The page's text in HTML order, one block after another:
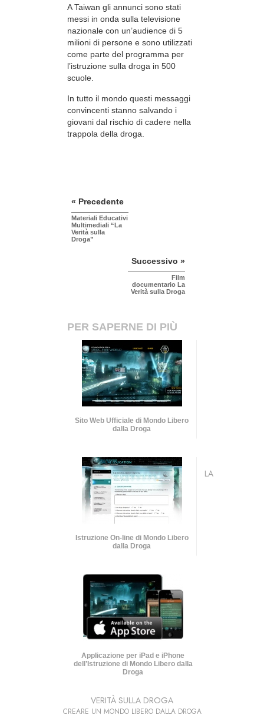
A Taiwan gli annunci sono stati
messi in onda sulla televisione
nazionale con un’audience di 5
milioni di persone e sono utilizzati
come parte del programma per
l’istruzione sulla droga in 500
scuole.
In tutto il mondo questi messaggi
convincenti stanno salvando i
giovani dal rischio di cadere nella
trappola della droga.
« Precedente
Materiali Educativi
Multimediali “La
Verità sulla
Droga”
Successivo »
Film
documentario La
Verità sulla Droga
PER SAPERNE DI PIÙ
Sito Web Ufficiale di Mondo Libero
dalla Droga
Istruzione On-line di Mondo Libero
dalla Droga
Applicazione per iPad e iPhone
dell’Istruzione di Mondo Libero dalla
Droga
LA
VERITÀ SULLA DROGA
CREARE UN MONDO LIBERO DALLA DROGA